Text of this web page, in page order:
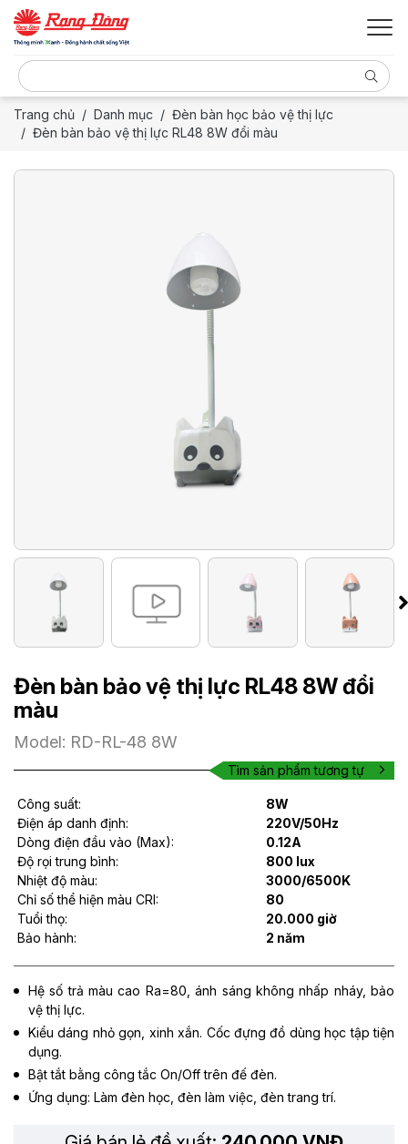
Trang chủ Danh mục
Đèn bàn học bảo vệ thị lực
Đèn bàn bảo vệ thị lực RL48 8W đổi màu
Đèn bàn bảo vệ thị lực RL48 8W đổi
màu
Model: RD-RL-48 8W
Tìm sản phẩm tương tự
Công suất:
8W
Điện áp danh định:
220V/50Hz
Dòng điện đầu vào (Max):
0.12A
Độ rọi trung bình:
800 lux
Nhiệt độ màu:
3000/6500K
Chỉ số thể hiện màu CRI:
80
Tuổi thọ:
20.000 giờ
Bảo hành:
2 năm
Hệ số trả màu cao Ra=80, ánh sáng không nhấp nháy, bảo
vệ thị lực.
Kiểu dáng nhỏ gọn, xinh xắn. Cốc đựng đồ dùng học tập tiện
dụng.
Bật tắt bằng công tắc On/Off trên đế đèn.
Ứng dụng: Làm đèn học, đèn làm việc, đèn trang trí.